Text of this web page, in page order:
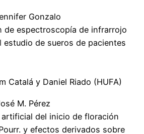
Gonzalo
de espectroscopía de infrarrojo
estudio de sueros de pacientes
Catalá y Daniel Riado (HUFA)
M. Pérez
artificial del inicio de floración
y efectos derivados sobre